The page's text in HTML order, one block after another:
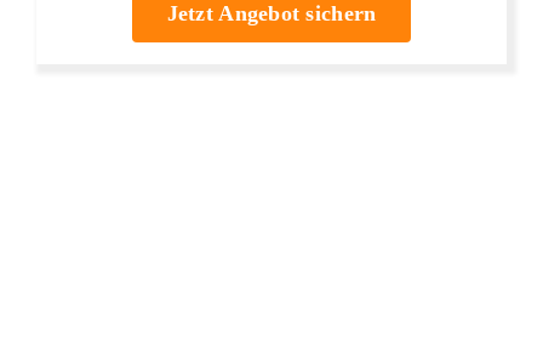
Jetzt Angebot sichern